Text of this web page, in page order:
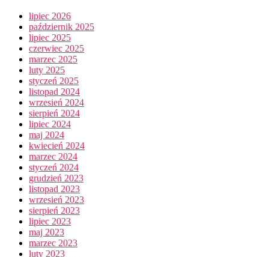
lipiec 2026
październik 2025
lipiec 2025
czerwiec 2025
marzec 2025
luty 2025
styczeń 2025
listopad 2024
wrzesień 2024
sierpień 2024
lipiec 2024
maj 2024
kwiecień 2024
marzec 2024
styczeń 2024
grudzień 2023
listopad 2023
wrzesień 2023
sierpień 2023
lipiec 2023
maj 2023
marzec 2023
luty 2023